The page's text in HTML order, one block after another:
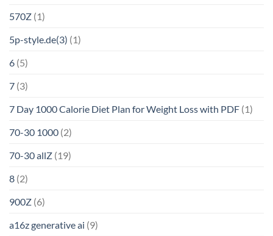
570Z (1)
5p-style.de(3) (1)
6 (5)
7 (3)
7 Day 1000 Calorie Diet Plan for Weight Loss with PDF (1)
70-30 1000 (2)
70-30 allZ (19)
8 (2)
900Z (6)
a16z generative ai (9)